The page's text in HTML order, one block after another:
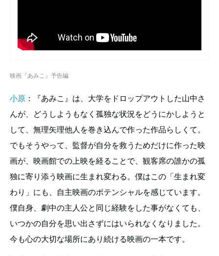
映画『あみこ』予告編
小原 ：『あみこ』は、大学をドロップアウトした山中さ
んが、どうしようもなく孤独な状況をどうにかしようと
して、無理矢理他人を巻き込んで作った作品らしくて。
でもそうやって、監督が自分を救うためだけに作った映
画が、映画館での上映を経ることで、観客席の誰かの孤
独に寄り添う映画に生まれ変わる。僕はこの「生まれ変
わり」にも、自主映画のポテンシャルを感じています。
僕自身、劇中の主人公と同じ経験をした事がなくても、
いつかの自分を思い出さずにはいられなくなりました。
今も心の大切な場所にあり続ける映画の一本です。